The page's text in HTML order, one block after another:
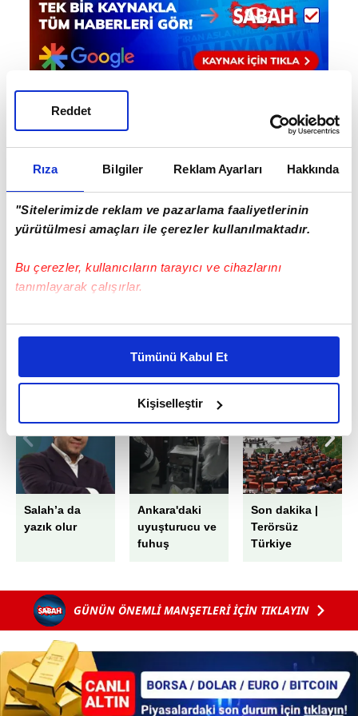
Rıza Bilgiler Reklam Ayarları Hakkında
"Sitelerimizde reklam ve pazarlama faaliyetlerinin
yürütülmesi amaçları ile çerezler kullanılmaktadır.
Bu çerezler, kullanıcıların tarayıcı ve cihazlarını
tanımlayarak çalışırlar.
Bu çerezlere izin vermeniz halinde sizlere özel
daha iyi reklam deneyimi yaşatabiliriz. Bunu yaparken
amacımızın size daha iyi bir reklam deneyimi sunmak
olduğunu ve sizlere en iyi içerikleri sunabilmek adına
elimizden gelen çabayı gösterdiğimizi ve bu noktada,
reklamların maliyetlerimizi karşılamak noktasında tek gelir
kalemimiz olduğunu sizlere hatırlatmak isteriz.
Her halükârda, kullanıcılar, bu çerezlere izin vermedikleri
takdirde, kullanıcılara hedefli reklamlar
gösterilmeyecektir."
Sitemizde kendimize ve üçüncü kişilere ait çerezler
kullanılmaktadır. Bu çerezler vasıtasıyla çeşitli kişisel
verileriniz işlenmekte olup gerekli olan çerezler bilgi
toplumu hizmetlerinin sunulması amacıyla
kullanılmaktadır. Diğer çerezler, sitemizin daha işlevsel
kılınması ve kişiselleştirilmesi ve sizlere yönelik
reklam/pazarlama faaliyetlerinin yapılması, amaçlarıyla
Tümünü Kabul Et
Kişiselleştir
Reddet
Hakan Kurt - Editör
#SÜPER LİG #KONYASPOR #İLHAN PALUT
Salah’a da
yazık olur
Ankara'daki
uyuşturucu ve
fuhuş
Bunca kokaine
uyumam...
Son dakika |
Terörsüz
Türkiye
Kanun Teklifi
Adalet
GÜNÜN ÖNEMLİ MANŞETLERİ İÇİN TIKLAYIN